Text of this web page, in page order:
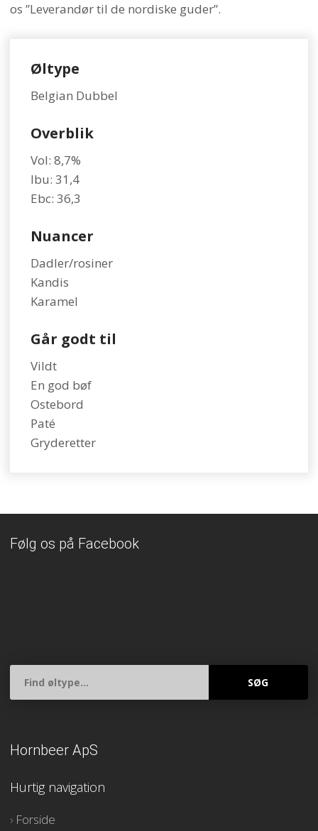
os ”Leverandør til de nordiske guder”.
Øltype
​Belgian Dubbel
Overblik
Vol: 8,7%
Ibu: 31,4
​Ebc: 36,3
​Nuancer
​Dadler/rosiner
Kandis
Karamel​
​Går godt til
​Vildt
En god bøf
Ostebord
Paté
Gryderetter
Følg os på Facebook
Hornbeer ApS
Hurtig navigation
​›​ Forside